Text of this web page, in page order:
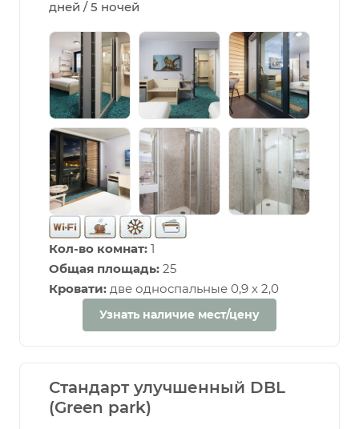
дней / 5 ночей
Кол-во комнат: 1
Общая площадь: 25
Кровати: две односпальные 0,9 х 2,0
Узнать наличие мест/цену
Стандарт улучшенный DBL
(Green park)